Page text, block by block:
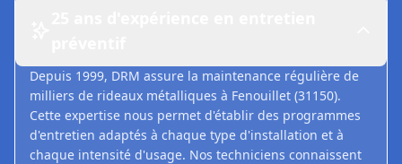
Depuis 1999, DRM assure la maintenance régulière de
milliers de rideaux métalliques à Fenouillet (31150).
Cette expertise nous permet d'établir des programmes
d'entretien adaptés à chaque type d'installation et à
chaque intensité d'usage. Nos techniciens connaissent